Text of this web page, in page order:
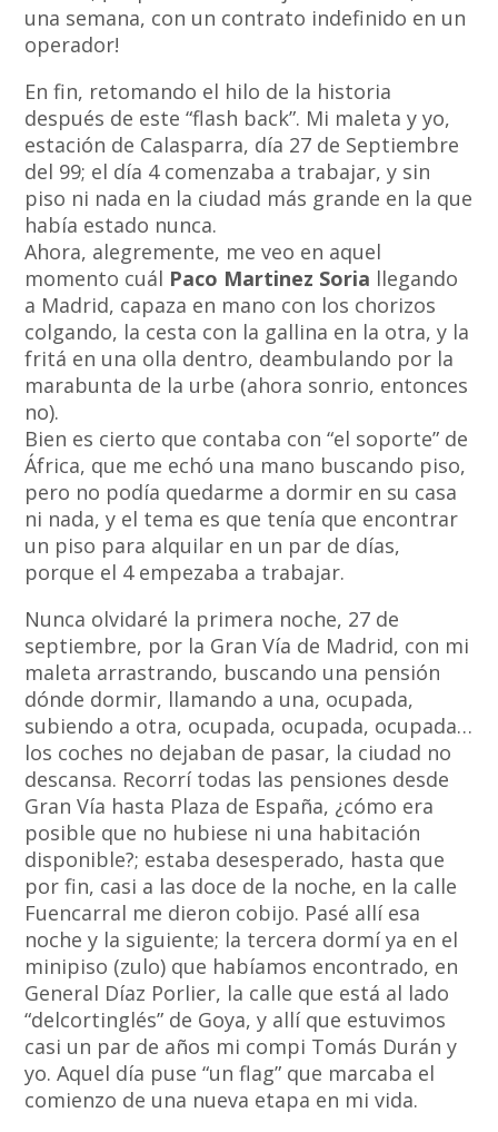
una semana, con un contrato indefinido en un
operador!
En fin, retomando el hilo de la historia
después de este “flash back”. Mi maleta y yo,
estación de Calasparra, día 27 de Septiembre
del 99; el día 4 comenzaba a trabajar, y sin
piso ni nada en la ciudad más grande en la que
había estado nunca.
Ahora, alegremente, me veo en aquel
momento cuál Paco Martinez Soria llegando
a Madrid, capaza en mano con los chorizos
colgando, la cesta con la gallina en la otra, y la
fritá en una olla dentro, deambulando por la
marabunta de la urbe (ahora sonrio, entonces
no).
Bien es cierto que contaba con “el soporte” de
África, que me echó una mano buscando piso,
pero no podía quedarme a dormir en su casa
ni nada, y el tema es que tenía que encontrar
un piso para alquilar en un par de días,
porque el 4 empezaba a trabajar.
Nunca olvidaré la primera noche, 27 de
septiembre, por la Gran Vía de Madrid, con mi
maleta arrastrando, buscando una pensión
dónde dormir, llamando a una, ocupada,
subiendo a otra, ocupada, ocupada, ocupada…
los coches no dejaban de pasar, la ciudad no
descansa. Recorrí todas las pensiones desde
Gran Vía hasta Plaza de España, ¿cómo era
posible que no hubiese ni una habitación
disponible?; estaba desesperado, hasta que
por fin, casi a las doce de la noche, en la calle
Fuencarral me dieron cobijo. Pasé allí esa
noche y la siguiente; la tercera dormí ya en el
minipiso (zulo) que habíamos encontrado, en
General Díaz Porlier, la calle que está al lado
“delcortinglés” de Goya, y allí que estuvimos
casi un par de años mi compi Tomás Durán y
yo. Aquel día puse “un flag” que marcaba el
comienzo de una nueva etapa en mi vida.